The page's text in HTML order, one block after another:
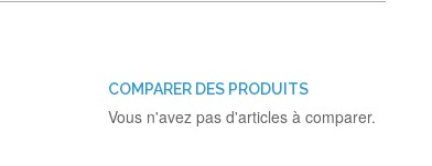
COMPARER DES PRODUITS
Vous n'avez pas d'articles à comparer.